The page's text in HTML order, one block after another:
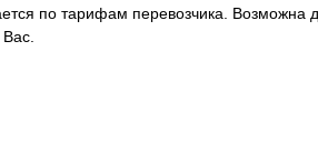
по тарифам перевозчика.